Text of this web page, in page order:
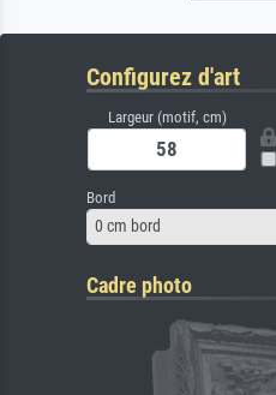
Configurez d'art
Largeur (motif, cm)
Bord
0 cm bord
Cadre photo